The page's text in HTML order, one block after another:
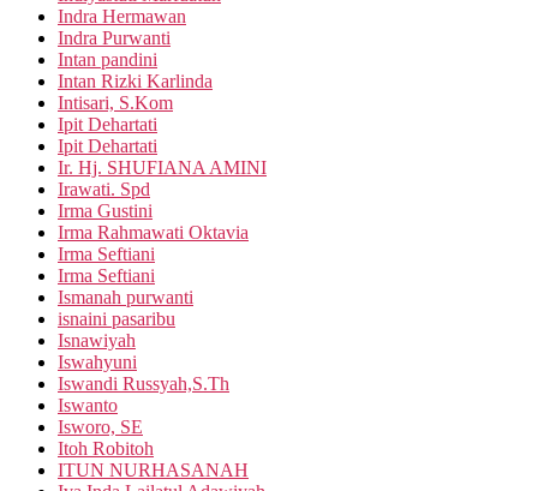
Indra Hermawan
Indra Purwanti
Intan pandini
Intan Rizki Karlinda
Intisari, S.Kom
Ipit Dehartati
Ipit Dehartati
Ir. Hj. SHUFIANA AMINI
Irawati. Spd
Irma Gustini
Irma Rahmawati Oktavia
Irma Seftiani
Irma Seftiani
Ismanah purwanti
isnaini pasaribu
Isnawiyah
Iswahyuni
Iswandi Russyah,S.Th
Iswanto
Isworo, SE
Itoh Robitoh
ITUN NURHASANAH